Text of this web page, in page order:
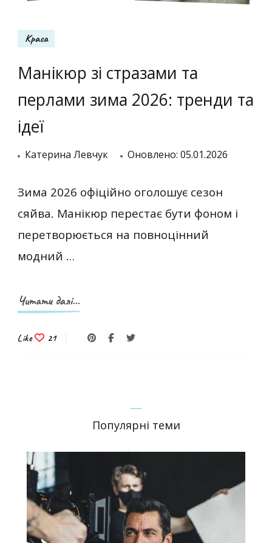
Краса
Манікюр зі стразами та
перлами зима 2026: тренди та
ідеї
Катерина Левчук Оновлено: 05.01.2026
Зима 2026 офіційно оголошує сезон
сяйва. Манікюр перестає бути фоном і
перетворюється на повноцінний
модний …
Читати далі...
Like 21
Популярні теми